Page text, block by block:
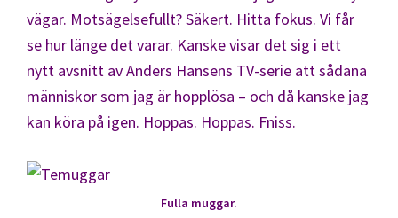
vägar. Motsägelsefullt? Säkert. Hitta fokus. Vi får
se hur länge det varar. Kanske visar det sig i ett
nytt avsnitt av Anders Hansens TV-serie att sådana
människor som jag är hopplösa – och då kanske jag
kan köra på igen. Hoppas. Hoppas. Fniss.
Fulla muggar.